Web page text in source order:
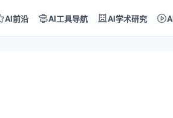
AI前沿 AI工具导航 AI学术研究